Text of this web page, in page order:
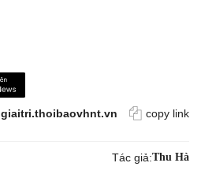
giaitri.thoibaovhnt.vn copy link
Tác giả:Thu Hà